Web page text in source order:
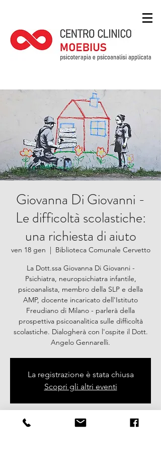
Giovanna Di Giovanni -
Le difficoltà scolastiche:
una richiesta di aiuto
ven 18 gen
  |
Biblioteca Comunale Cervetto
La Dott.ssa Giovanna Di Giovanni -
Psichiatra, neuropsichiatra infantile,
psicoanalista, membro della SLP e della
AMP, docente incaricato dell'Istituto
Freudiano di Milano - parlerà della
prospettiva psicoanalitica sulle difficoltà
scolastiche. Dialogherà con l'ospite il Dott.
Angelo Gennarelli.
La registrazione è stata chiusa
Scopri gli altri eventi
Orario & Sede